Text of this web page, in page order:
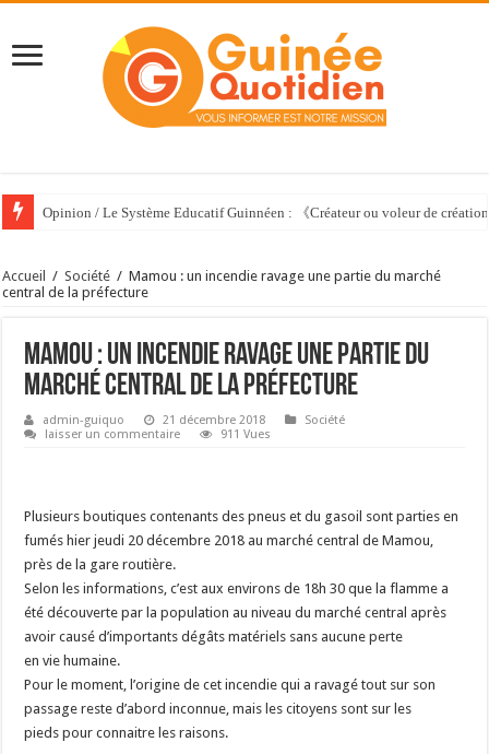
Opinion / Le Système Educatif Guinnéen : 《Créateur ou voleur de
Accueil / Société / Mamou : un incendie ravage une partie du marché
central de la préfecture
Mamou : un incendie ravage une partie du
marché central de la préfecture
admin-guiquo 21 décembre 2018
Société
laisser un commentaire
911 Vues
Plusieurs boutiques contenants des pneus et du gasoil sont parties en
fumés hier jeudi 20 décembre 2018 au marché central de Mamou,
près de la gare routière.
Selon les informations, c’est aux environs de 18h 30 que la flamme a
été découverte par la population au niveau du marché central après
avoir causé d’importants dégâts matériels sans aucune perte
en vie humaine.
Pour le moment, l’origine de cet incendie qui a ravagé tout sur son
passage reste d’abord inconnue, mais les citoyens sont sur les
pieds pour connaitre les raisons.